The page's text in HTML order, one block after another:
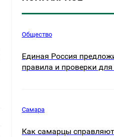
Общество
Единая Россия
правила и проверки
Самара
Как самарцы